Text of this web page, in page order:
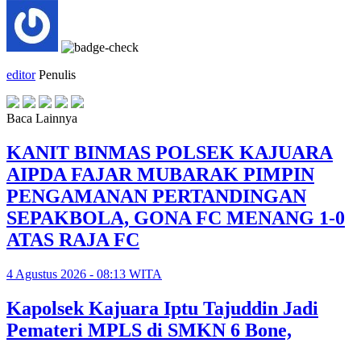
editor Penulis
Baca Lainnya
KANIT BINMAS POLSEK KAJUARA
AIPDA FAJAR MUBARAK PIMPIN
PENGAMANAN PERTANDINGAN
SEPAKBOLA, GONA FC MENANG 1-0
ATAS RAJA FC
4 Agustus 2026 - 08:13 WITA
Kapolsek Kajuara Iptu Tajuddin Jadi
Pemateri MPLS di SMKN 6 Bone,